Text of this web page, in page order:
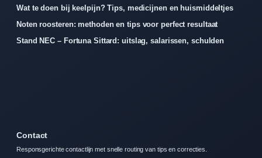
Wat te doen bij keelpijn? Tips, medicijnen en huismiddeltjes
Noten roosteren: methoden en tips voor perfect resultaat
Stand NEC – Fortuna Sittard: uitslag, salarissen, schulden
Contact
Responsgerichte contactlijn met snelle routing van tips en correcties.